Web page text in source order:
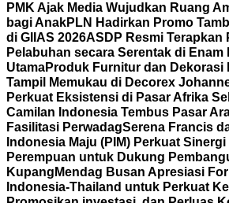
PMK Ajak Media Wujudkan Ruang
bagi AnakPLN Hadirkan Promo
di GIIAS 2026ASDP Resmi Terapkan
Pelabuhan secara Serentak di Enam
UtamaProduk Furnitur dan Dekorasi
Tampil Memukau di Decorex
Perkuat Eksistensi di Pasar Afrika
Camilan Indonesia Tembus Pasar
Fasilitasi PerwadagSerena Francis
Indonesia Maju (PIM) Perkuat
Perempuan untuk Dukung
Kupang Mendag Busan Apresiasi
Indonesia-Thailand untuk Perkuat